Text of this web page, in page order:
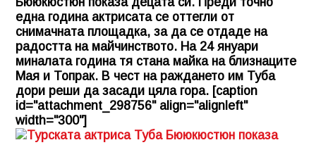
една година актрисата се оттегли от
снимачната площадка, за да се отдаде на
радостта на майчинството. На 24 януари
миналата година тя стана майка на близнаците
Мая и Топрак. В чест на раждането им Туба
дори реши да засади цяла гора. [caption
id="attachment_298756" align="alignleft"
width="300"]